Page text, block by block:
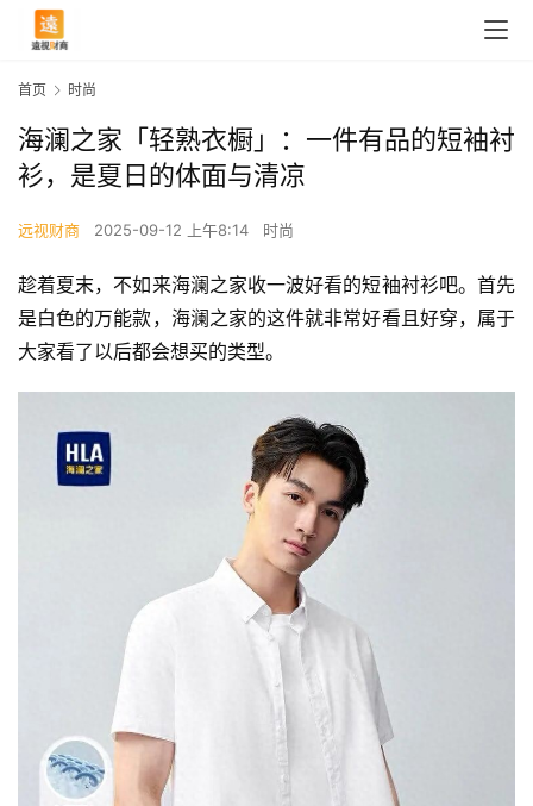
首页 时尚
海澜之家「轻熟衣橱」：一件有品的短袖衬
衫，是夏日的体面与清凉
远视财商 2025-09-12 上午8:14 时尚
趁着夏末，不如来海澜之家收一波好看的短袖衬衫吧。首先
是白色的万能款，海澜之家的这件就非常好看且好穿，属于
大家看了以后都会想买的类型。